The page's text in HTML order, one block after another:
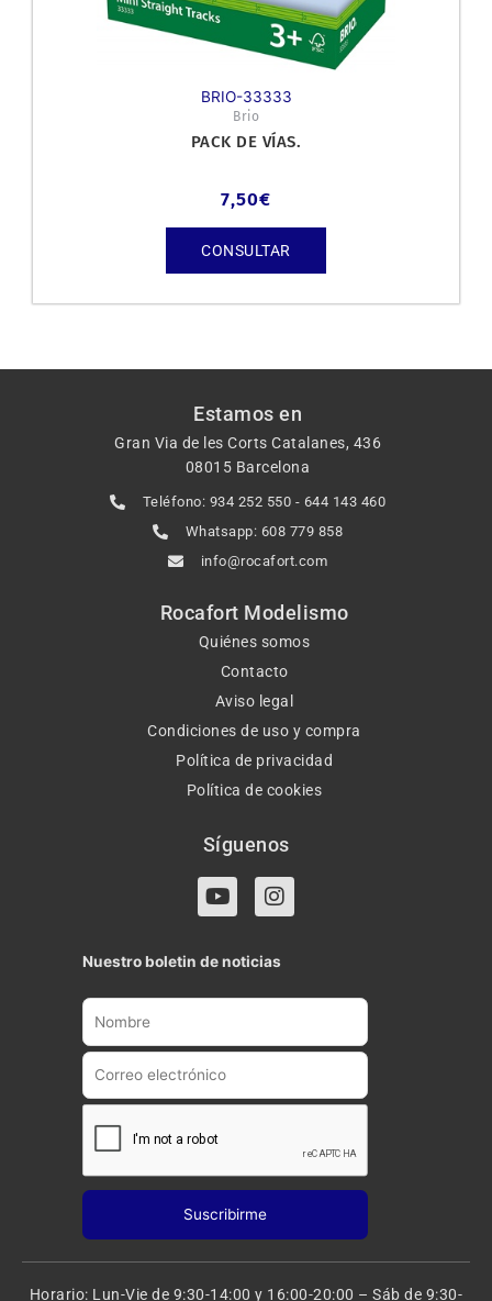
BRIO-33333
Brio
PACK DE VÍAS.
7,50€
CONSULTAR
Estamos en
Gran Via de les Corts Catalanes, 436
08015 Barcelona
Teléfono: 934 252 550 - 644 143 460
Whatsapp: 608 779 858
info@rocafort.com
Rocafort Modelismo
Quiénes somos
Contacto
Aviso legal
Condiciones de uso y compra
Política de privacidad
Política de cookies
Síguenos
Y
o
t
u
b
I
n
t
a
g
a
Nuestro boletin de noticias
Horario: Lun-Vie de 9:30-14:00 y 16:00-20:00 – Sáb de 9:30-